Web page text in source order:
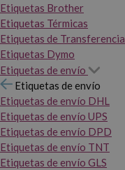
Etiquetas Brother
Etiquetas Térmicas
Etiquetas de Transferencia
Etiquetas Dymo
Etiquetas de envío
Etiquetas de envío
Etiquetas de envío DHL
Etiquetas de envío UPS
Etiquetas de envío DPD
Etiquetas de envío TNT
Etiquetas de envío GLS